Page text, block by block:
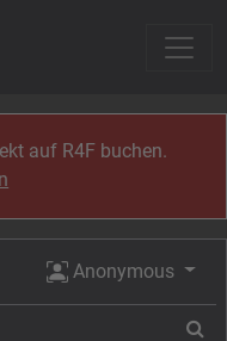
auf R4F buchen.
Anonymous